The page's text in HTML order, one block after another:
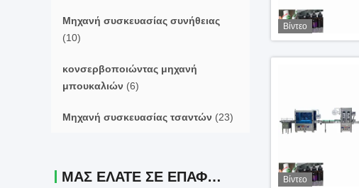
Μηχανή συσκευασίας συνήθειας
(10)
κονσερβοποιώντας μηχανή
μπουκαλιών (6)
Μηχανή συσκευασίας τσαντών (23)
ΜΑΣ ΕΛΆΤΕ ΣΕ ΕΠΑΦΉ ΜΕ
Βίντεο
Βίντεο